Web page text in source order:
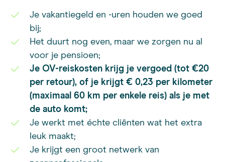
Je vakantiegeld en -uren houden we goed
bij;
Het duurt nog even, maar we zorgen nu al
voor je pensioen;
Je OV-reiskosten krijg je vergoed (tot €20
per retour), of je krijgt € 0,23 per kilometer
(maximaal 60 km per enkele reis) als je met
de auto komt;
Je werkt met échte cliënten wat het extra
leuk maakt;
Je krijgt een groot netwerk van